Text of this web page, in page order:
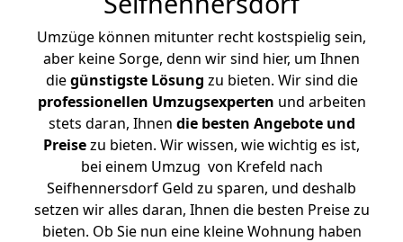
Umzüge können mitunter recht kostspielig sein,
aber keine Sorge, denn wir sind hier, um Ihnen
diegünstigste Lösung zu bieten. Wir sind die
professionellen Umzugsexperten und arbeiten
stets daran, Ihnen die besten Angebote und
Preisezu bieten. Wir wissen, wie wichtig es ist,
bei einem Umzug von Krefeld nach
Seifhennersdorf Geld zu sparen, und deshalb
setzen wir alles daran, Ihnen die besten Preise zu
bieten. Ob Sie nun eine kleine Wohnung haben